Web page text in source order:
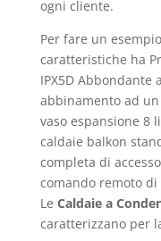
ogni cliente.
Per fare un
caratteristiche ha
IPX5D Abbondante
abbinamento ad
vaso espansione 8
caldaie balkon
completa di
comando remoto di
Le Caldaie a
caratterizzano per